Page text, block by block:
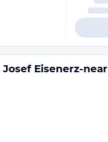
Eisenerz-near